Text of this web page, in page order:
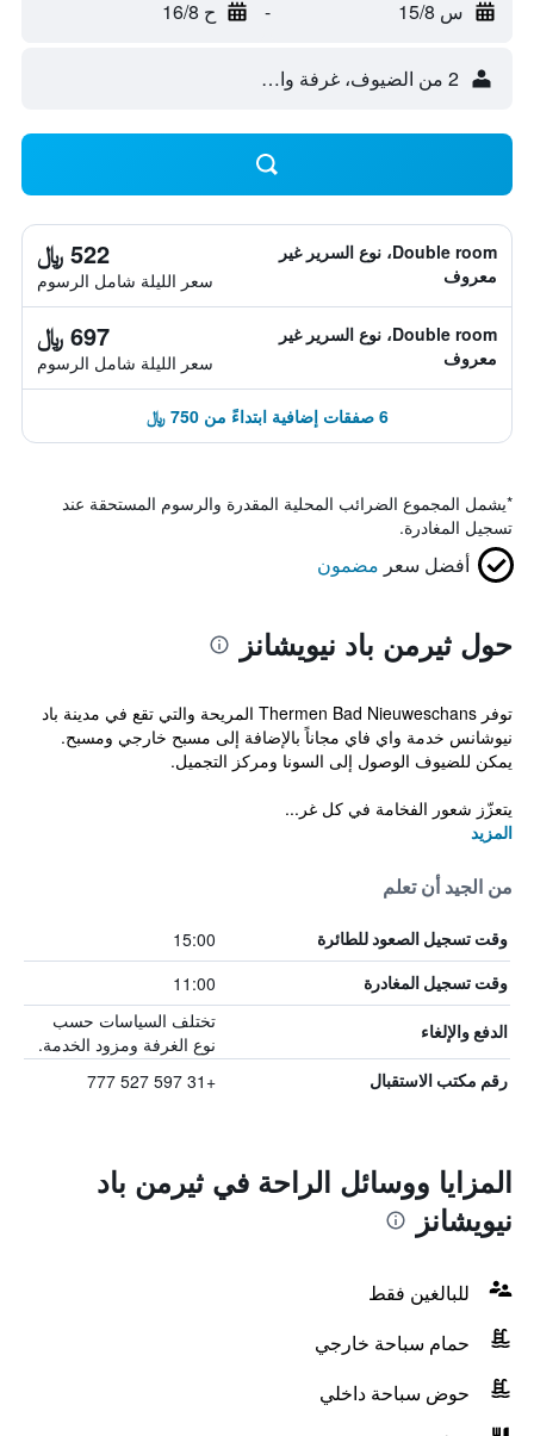
س 15/8 - ح 16/8
2 من الضيوف، غرفة واحدة
Double room، نوع السرير غير
معروف
522 ﷼
سعر الليلة شامل الرسوم
Double room، نوع السرير غير
معروف
697 ﷼
سعر الليلة شامل الرسوم
6 صفقات إضافية ابتداءً من 750 ﷼
*يشمل المجموع الضرائب المحلية المقدرة والرسوم المستحقة عند
تسجيل المغادرة.
أفضل سعر مضمون
حول ثيرمن باد نيويشانز
توفر Thermen Bad Nieuweschans المريحة والتي تقع في مدينة باد
نيوشانس خدمة واي فاي مجاناً بالإضافة إلى مسبح خارجي ومسبح.
يمكن للضيوف الوصول إلى السونا ومركز التجميل.
يتعزّز شعور الفخامة في كل غر...
المزيد
من الجيد أن تعلم
وقت تسجيل الصعود للطائرة 15:00
وقت تسجيل المغادرة 11:00
الدفع والإلغاء
تختلف السياسات حسب
نوع الغرفة ومزود الخدمة.
رقم مكتب الاستقبال +31 597 527 777
المزايا ووسائل الراحة في ثيرمن باد
نيويشانز
للبالغين فقط
حمام سباحة خارجي
حوض سباحة داخلي